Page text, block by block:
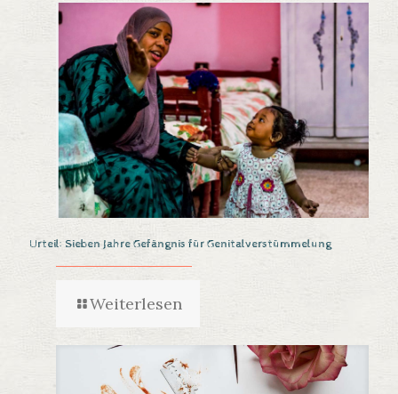
Urteil: Sieben Jahre Gefängnis für Genitalverstümmelung
Weiterlesen